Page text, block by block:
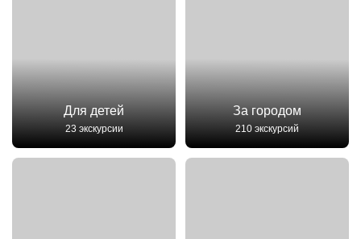
Для детей
23 экскурсии
За городом
210 экскурсий